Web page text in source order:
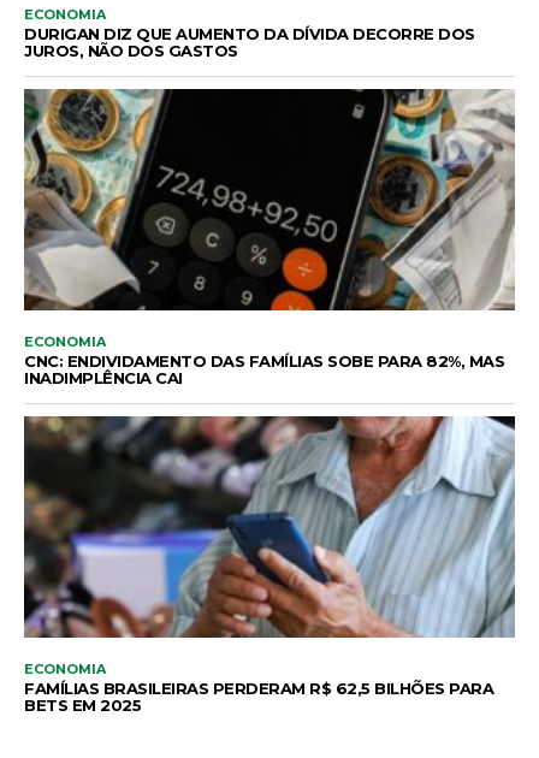
ECONOMIA
DURIGAN DIZ QUE AUMENTO DA DÍVIDA DECORRE DOS
JUROS, NÃO DOS GASTOS
ECONOMIA
CNC: ENDIVIDAMENTO DAS FAMÍLIAS SOBE PARA 82%, MAS
INADIMPLÊNCIA CAI
ECONOMIA
FAMÍLIAS BRASILEIRAS PERDERAM R$ 62,5 BILHÕES PARA
BETS EM 2025